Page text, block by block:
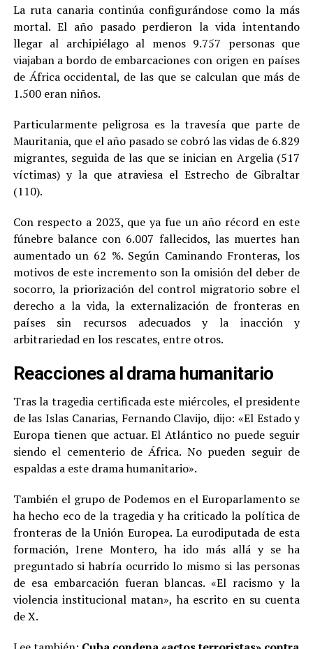
La ruta canaria continúa configurándose como la más
mortal. El año pasado perdieron la vida intentando
llegar al archipiélago al menos 9.757 personas que
viajaban a bordo de embarcaciones con origen en países
de África occidental, de las que se calculan que más de
1.500 eran niños.
Particularmente peligrosa es la travesía que parte de
Mauritania, que el año pasado se cobró las vidas de 6.829
migrantes, seguida de las que se inician en Argelia (517
víctimas) y la que atraviesa el Estrecho de Gibraltar
(110).
Con respecto a 2023, que ya fue un año récord en este
fúnebre balance con 6.007 fallecidos, las muertes han
aumentado un 62 %. Según Caminando Fronteras, los
motivos de este incremento son la omisión del deber de
socorro, la priorización del control migratorio sobre el
derecho a la vida, la externalización de fronteras en
países sin recursos adecuados y la inacción y
arbitrariedad en los rescates, entre otros.
Reacciones al drama humanitario
Tras la tragedia certificada este miércoles, el presidente
de las Islas Canarias, Fernando Clavijo, dijo: «El Estado y
Europa tienen que actuar. El Atlántico no puede seguir
siendo el cementerio de África. No pueden seguir de
espaldas a este drama humanitario».
También el grupo de Podemos en el Europarlamento se
ha hecho eco de la tragedia y ha criticado la política de
fronteras de la Unión Europea. La eurodiputada de esta
formación, Irene Montero, ha ido más allá y se ha
preguntado si habría ocurrido lo mismo si las personas
de esa embarcación fueran blancas. «El racismo y la
violencia institucional matan», ha escrito en su cuenta
de X.